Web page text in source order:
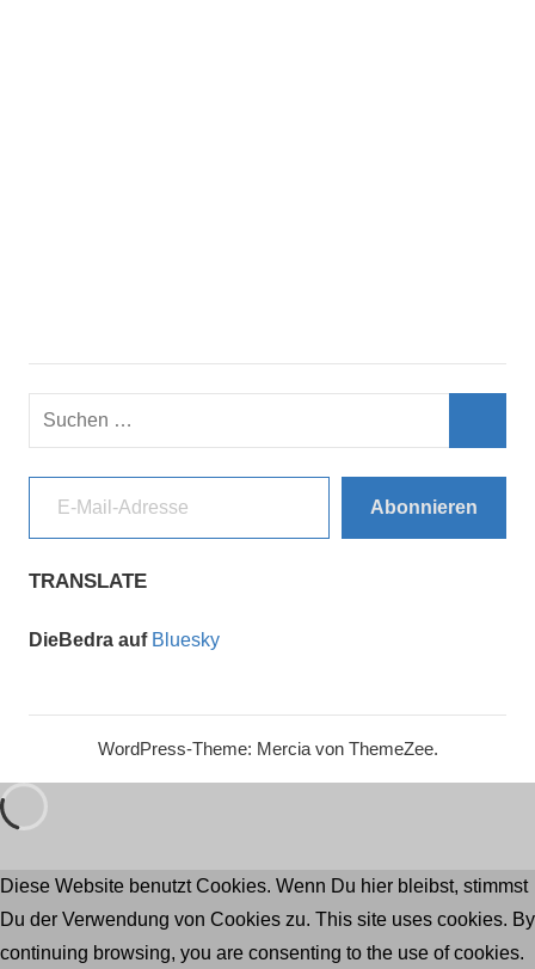
Suchen
E-Mail-Adresse
Abonnieren
TRANSLATE
DieBedra auf Bluesky
WordPress-Theme: Mercia von ThemeZee.
Diese Website benutzt Cookies. Wenn Du hier bleibst, stimmst
Du der Verwendung von Cookies zu. This site uses cookies. By
continuing browsing, you are consenting to the use of cookies.